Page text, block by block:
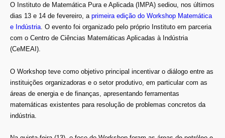
O Instituto de Matemática Pura e Aplicada (IMPA) sediou, nos últimos
dias 13 e 14 de fevereiro, a primeira edição do Workshop Matemática
e Indústria. O evento foi organizado pelo próprio Instituto em parceria
com o Centro de Ciências Matemáticas Aplicadas à Indústria
(CeMEAI).
O Workshop teve como objetivo principal incentivar o diálogo entre as
instituições organizadoras e o setor produtivo, em particular com as
áreas de energia e de finanças, apresentando ferramentas
matemáticas existentes para resolução de problemas concretos da
indústria.